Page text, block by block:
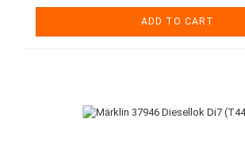
ADD TO CART